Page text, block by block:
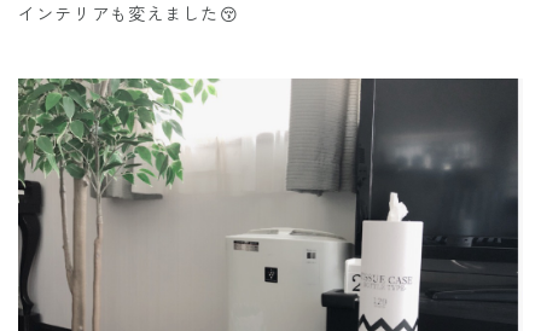
インテリアも変えました😚